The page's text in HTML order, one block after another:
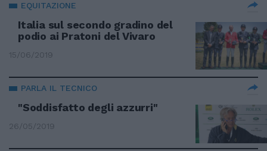
EQUITAZIONE
Italia sul secondo gradino del
podio ai Pratoni del Vivaro
15/06/2019
PARLA IL TECNICO
"Soddisfatto degli azzurri"
26/05/2019